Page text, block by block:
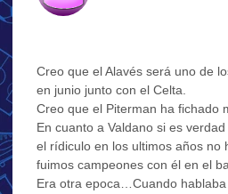
Creo que el Alavés será uno de
en junio junto con el Celta.
Creo que el Piterman ha fichado
En cuanto a Valdano si es
el rídiculo en los ultimos años no
fuimos campeones con él en el
Era otra epoca…Cuando